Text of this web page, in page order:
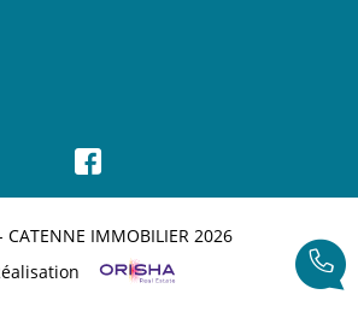
CATENNE IMMOBILIER 2026